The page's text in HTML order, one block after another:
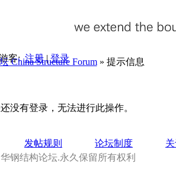
客:注册|登录
China Structure Forum» 提示信息
没有登录，无法进行此操作。
发帖规则 论坛制度
钢结构论坛.永久保留所有权利